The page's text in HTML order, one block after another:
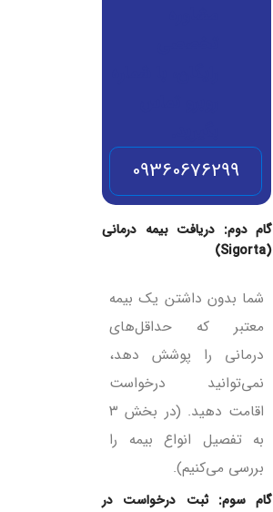
09360676299
گام دوم: دریافت بیمه درمانی
(Sigorta)
شما بدون داشتن یک بیمه
معتبر که حداقل‌های
درمانی را پوشش دهد،
نمی‌توانید درخواست
اقامت دهید. (در بخش ۳
به تفصیل انواع بیمه را
بررسی می‌کنیم).
گام سوم: ثبت درخواست در